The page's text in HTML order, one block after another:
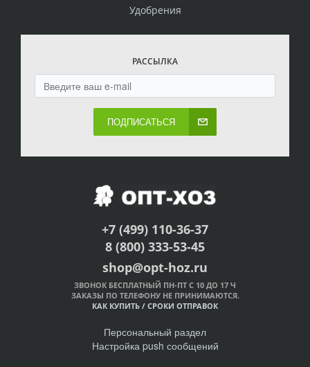
Удобрения
РАССЫЛКА
ПОДПИСАТЬСЯ
+7 (499) 110-36-37
8 (800) 333-53-45
shop@opt-hoz.ru
ЗВОНОК БЕСПЛАТНЫЙ ПН-ПТ С 10 ДО 17 Ч
ЗАКАЗЫ ПО ТЕЛЕФОНУ НЕ ПРИНИМАЮТСЯ.
КАК КУПИТЬ / СРОКИ ОТПРАВОК
Персональный раздел
Настройка push сообщений